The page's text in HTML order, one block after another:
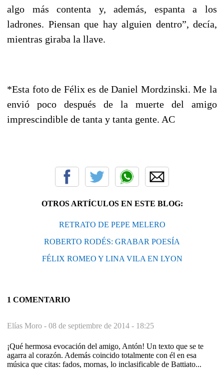
algo más contenta y, además, espanta a los
ladrones. Piensan que hay alguien dentro”, decía,
mientras giraba la llave.
*Esta foto de Félix es de Daniel Mordzinski. Me la
envió poco después de la muerte del amigo
imprescindible de tanta y tanta gente. AC
OTROS ARTÍCULOS EN ESTE BLOG:
RETRATO DE PEPE MELERO
ROBERTO RODÉS: GRABAR POESÍA
FÉLIX ROMEO Y LINA VILA EN LYON
1 COMENTARIO
Elías Moro - 08 de septiembre de 2014 - 18:25
¡Qué hermosa evocación del amigo, Antón! Un texto que se te
agarra al corazón. Además coincido totalmente con él en esa
música que citas: fados, mornas, lo inclasificable de Battiato...